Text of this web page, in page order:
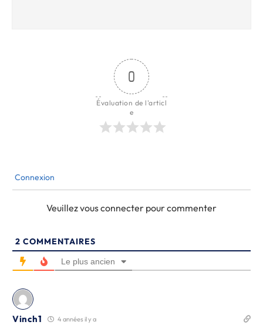
0
Évaluation de l'articl
e
Connexion
Veuillez vous connecter pour commenter
2 COMMENTAIRES
Le plus ancien
Vinch1 4 années il y a